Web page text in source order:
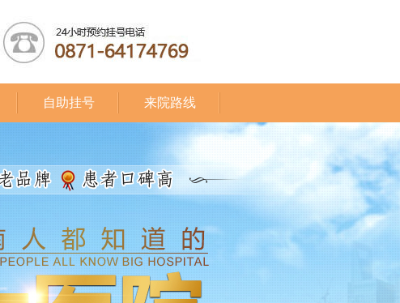
自助挂号 来院路线